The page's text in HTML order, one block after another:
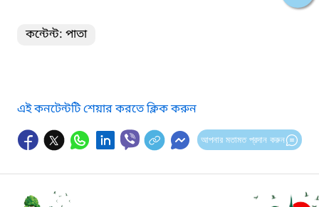
কন্টেন্ট: পাতা
এই কনটেন্টটি শেয়ার করতে ক্লিক করুন
আপনার মতামত প্রদান করুন